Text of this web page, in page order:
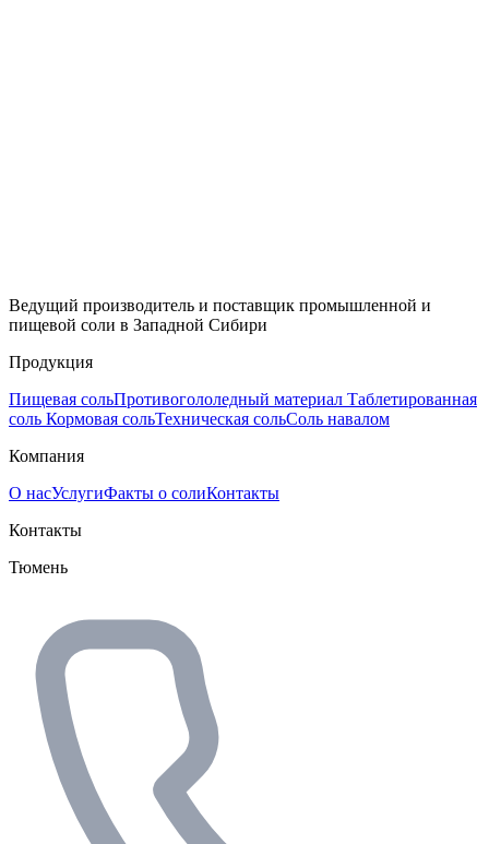
Ведущий производитель и поставщик промышленной и
пищевой соли в Западной Сибири
Продукция
Пищевая сольПротивогололедный материал Таблетированная
соль Кормовая сольТехническая сольСоль навалом
Компания
О насУслугиФакты о солиКонтакты
Контакты
Тюмень